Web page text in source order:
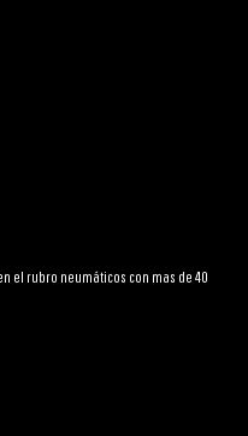
el rubro neumáticos con mas de 40